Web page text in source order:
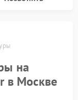
на
в Москве